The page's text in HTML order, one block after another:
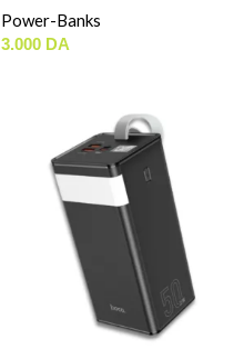
Power-Banks
3.000 DA